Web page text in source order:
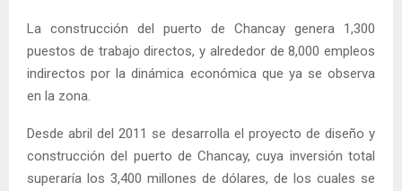
La construcción del puerto de Chancay genera 1,300
puestos de trabajo directos, y alrededor de 8,000 empleos
indirectos por la dinámica económica que ya se observa
en la zona.
Desde abril del 2011 se desarrolla el proyecto de diseño y
construcción del puerto de Chancay, cuya inversión total
superaría los 3,400 millones de dólares, de los cuales se